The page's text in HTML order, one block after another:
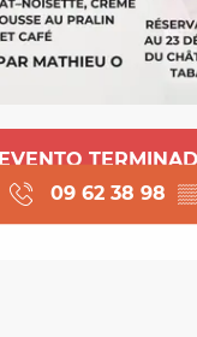
de
09 62 38 98